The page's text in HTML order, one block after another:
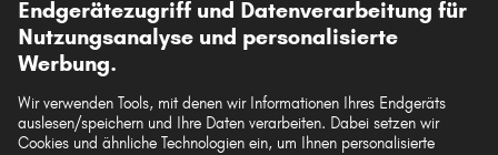
PEUGEOT 4007
PEUGEOT 806
PEUGEOT EXPERT Tepee
Unsere Versandpartner
Die hier dargestellten Daten, insbesondere die gesamte Datenbank, dürfen nicht
Endgerätezugriff und Datenverarbeitung für
Nutzungsanalyse und personalisierte
Werbung.
Wir verwenden Tools, mit denen wir Informationen Ihres Endgeräts
auslesen/speichern und Ihre Daten verarbeiten. Dabei setzen wir
Cookies und ähnliche Technologien ein, um Ihnen personalisierte